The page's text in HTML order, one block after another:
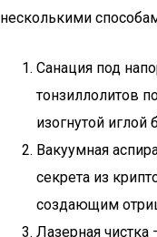
несколькими
Санация под
тонзиллолитов
изогнутой
Вакуумная
секрета из
создающим
Лазерная чистка